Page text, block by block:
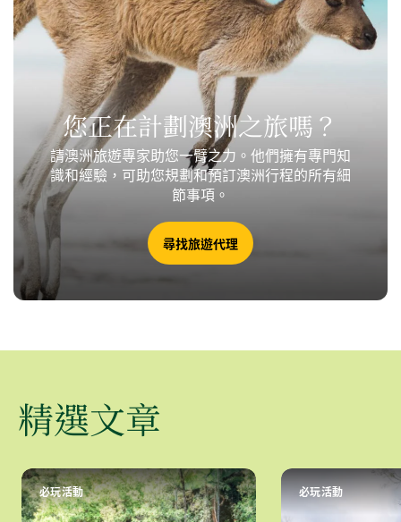
您正在計劃澳洲之旅嗎？
請澳洲旅遊專家助您一臂之力。他們擁有專門知
識和經驗，可助您規劃和預訂澳洲行程的所有細
節事項。
尋找旅遊代理
精選文章
必玩活動 必玩活動